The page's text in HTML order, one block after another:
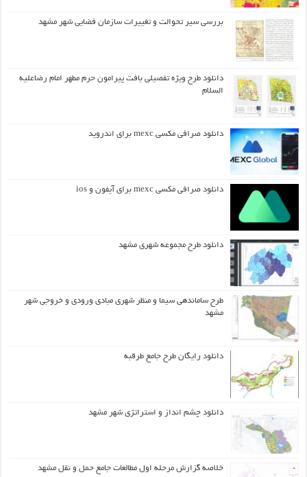
بررسی سیر تحوالت و تغییرات سازمان فضایی شهر مشهد
دانلود طرح ويژه تفصيلي بافت پيرامون حرم مطهر امام رضاعليه
السلام
دانلود صرافی مکسی mexc برای اندروید
دانلود صرافی مکسی mexc برای آیفون و ios
دانلود طرح مجموعه شهری مشهد
طرح ساماندهی سیما و منظر شهری مبادی ورودی و خروجی شهر
مشهد
دانلود رایگان طرح جامع طرقبه
دانلود چشم انداز و استراتژی شهر مشهد
خلاصه گزارش مرحله اول مطالعات جامع حمل و نقل مشهد